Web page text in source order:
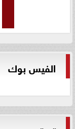
الفيس بوك